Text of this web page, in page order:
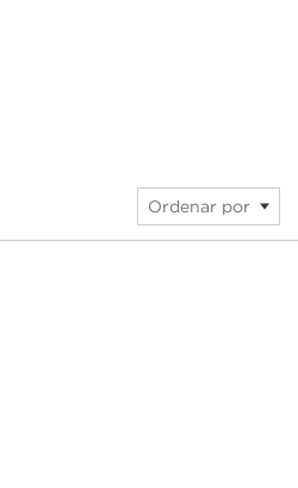
Ordenar por